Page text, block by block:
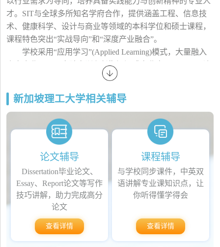
才。SIT与全球多所知名学府合作，提供涵盖工程、信息技
术、健康科学、设计与商业等领域的本科学位和硕士课程，
课程特色突出“实战导向”和“深度产业融合”。
学校采用“应用学习”(Applied Learning)模式，大量融入
真实企业项目、实验实训和长期沉浸式产业实习(IWSP)，让
学生在毕业前就能积累充分的职业经验。校园设施现代化，
坚实支持。
SIT强调与行业伙伴紧密协作，毕业生就业率高，深受
企业认可，是希望提升实际技能、面向未来职场发展的学生
新加坡理工大学相关辅导
论文辅导
Dissertation毕业论文、
Essay、Report论文等写作
技巧讲解，助力完成高分
论文
查看详情
课程辅导
与学校同步课件，中英双
语讲解专业课知识点，让
你听得懂学得会
查看详情